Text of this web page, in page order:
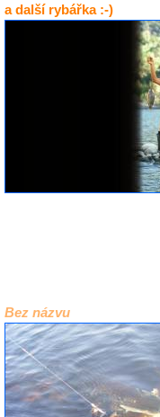
a další rybářka :-)
Bez názvu